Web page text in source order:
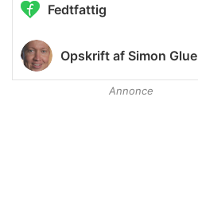
Fedtfattig
Opskrift af Simon Glue
Annonce